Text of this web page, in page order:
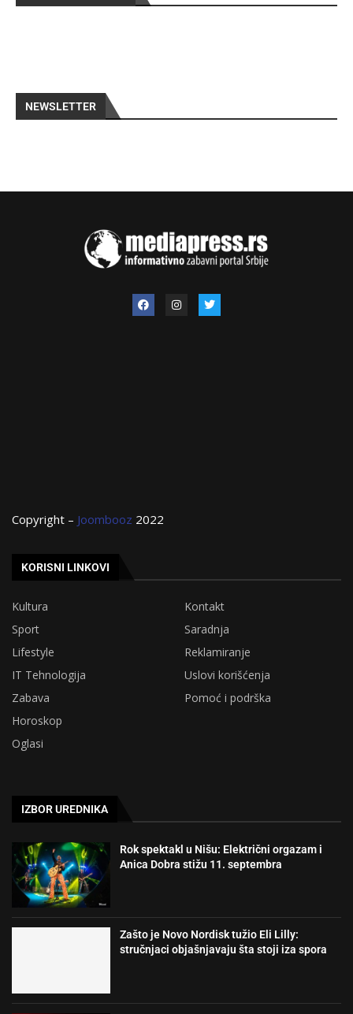
NEWSLETTER
Copyright – Joombooz 2022
KORISNI LINKOVI
Kultura
Kontakt
Sport
Saradnja
Lifestyle
Reklamiranje
IT Tehnologija
Uslovi korišćenja
Zabava
Pomoć i podrška
Horoskop
Oglasi
IZBOR UREDNIKA
Rok spektakl u Nišu: Električni orgazam i
Anica Dobra stižu 11. septembra
Zašto je Novo Nordisk tužio Eli Lilly:
stručnjaci objašnjavaju šta stoji iza spora